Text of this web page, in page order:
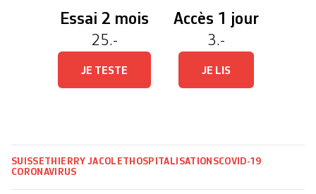
Essai 2 mois
25.-
JE TESTE
Accès 1 jour
3.-
JE LIS
SUISSETHIERRY JACOLET HOSPITALISATIONSCOVID-19
CORONAVIRUS